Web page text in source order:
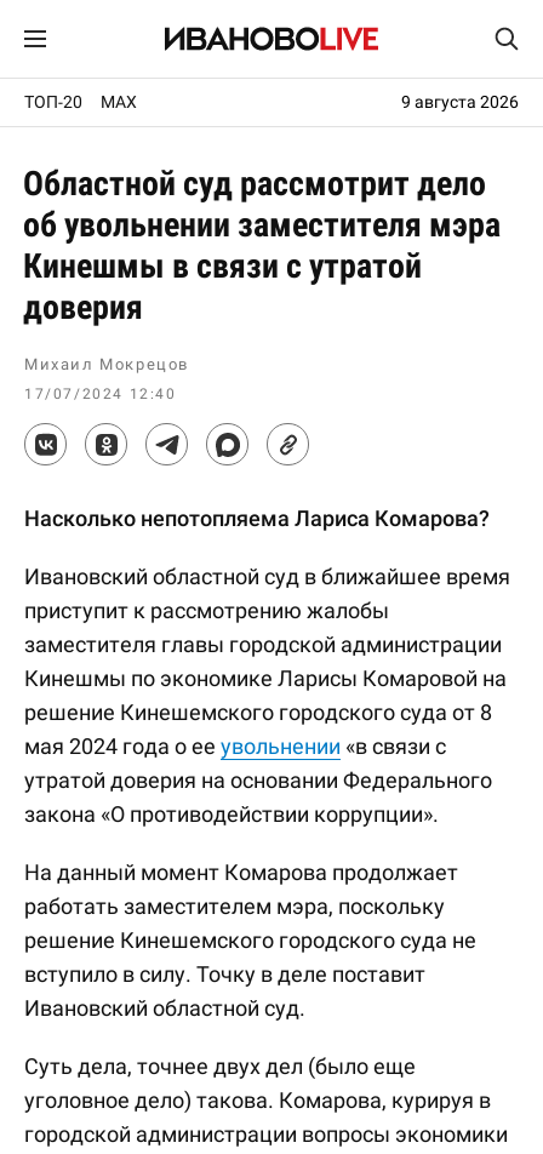
ТОП-20 MAX 9 августа 2026
Областной суд рассмотрит дело
об увольнении заместителя мэра
Кинешмы в связи с утратой
доверия
Михаил Мокрецов
17/07/2024 12:40
Насколько непотопляема Лариса Комарова?
Ивановский областной суд в ближайшее время
приступит к рассмотрению жалобы
заместителя главы городской администрации
Кинешмы по экономике Ларисы Комаровой на
решение Кинешемского городского суда от 8
мая 2024 года о ее увольнении «в связи с
утратой доверия на основании Федерального
закона «О противодействии коррупции».
На данный момент Комарова продолжает
работать заместителем мэра, поскольку
решение Кинешемского городского суда не
вступило в силу. Точку в деле поставит
Ивановский областной суд.
Суть дела, точнее двух дел (было еще
уголовное дело) такова. Комарова, курируя в
городской администрации вопросы экономики